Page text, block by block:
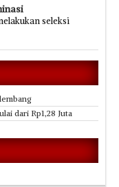
seleksi
dari Rp1,28 Juta